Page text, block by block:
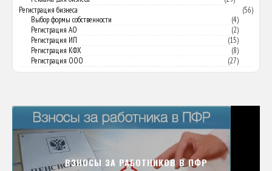
Регистрация бизнеса
(56)
Выбор формы собственности
(4)
Регистрация АО
(2)
Регистрация ИП
(15)
Регистрация КФХ
(8)
Регистрация ООО
(27)
ВЗНОСЫ ЗА РАБОТНИКОВ В ПФР